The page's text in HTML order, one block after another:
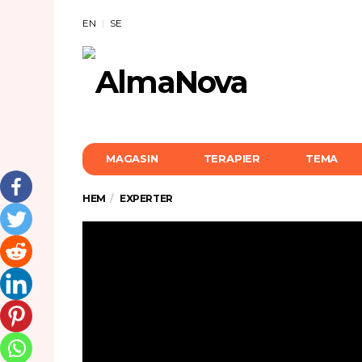
EN SE
MAGASIN TERAPIER TEMA
HEM EXPERTER